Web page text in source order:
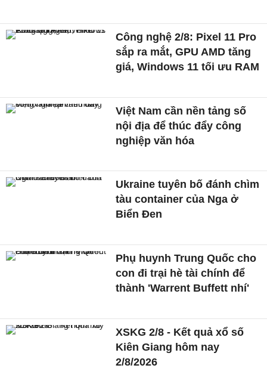
Công nghệ 2/8: Pixel 11 Pro
sắp ra mắt, GPU AMD tăng
giá, Windows 11 tối ưu RAM
Việt Nam cần nền tảng số
nội địa để thúc đẩy công
nghiệp văn hóa
Ukraine tuyên bố đánh chìm
tàu container của Nga ở
Biển Đen
Phụ huynh Trung Quốc cho
con đi trại hè tài chính để
thành 'Warrent Buffett nhí'
XSKG 2/8 - Kết quả xổ số
Kiên Giang hôm nay
2/8/2026